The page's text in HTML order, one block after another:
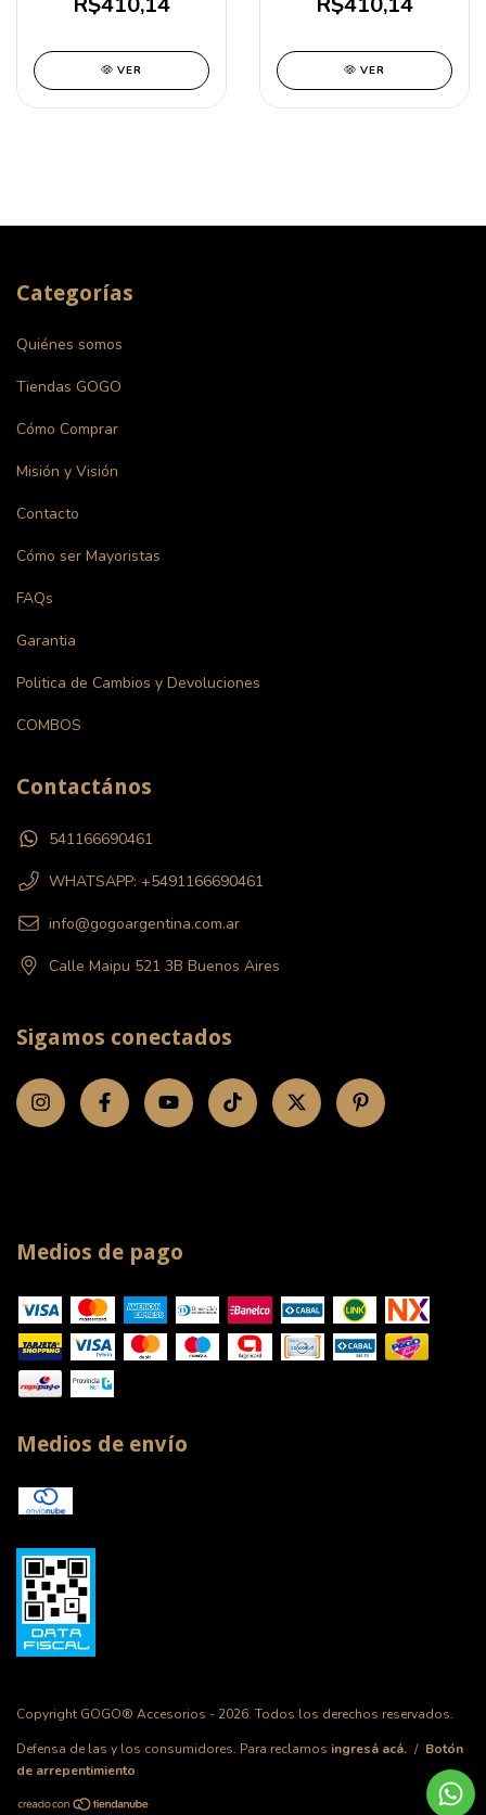
VER VER
Categorías
Quiénes somos
Tiendas GOGO
Cómo Comprar
Misión y Visión
Contacto
Cómo ser Mayoristas
FAQs
Garantia
Politica de Cambios y Devoluciones
COMBOS
Contactános
541166690461
WHATSAPP: +5491166690461
info@gogoargentina.com.ar
Calle Maipu 521 3B Buenos Aires
Sigamos conectados
Medios de pago
Medios de envío
Copyright GOGO® Accesorios - 2026. Todos los derechos reservados.
Defensa de las y los consumidores. Para reclamos ingresá acá. / Botón
de arrepentimiento